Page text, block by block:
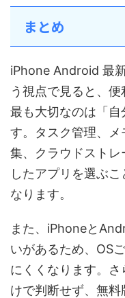
まとめ
iPhone Android 最
う視点で見ると、便
最も大切なのは「
す。タスク管理、
集、クラウドスト
したアプリを選ぶ
なります。
また、iPhoneと
いがあるため、OS
にくくなります。
けで判断せず、無